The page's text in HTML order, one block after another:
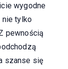
wygodne
nie tylko
pewnością
szanse się